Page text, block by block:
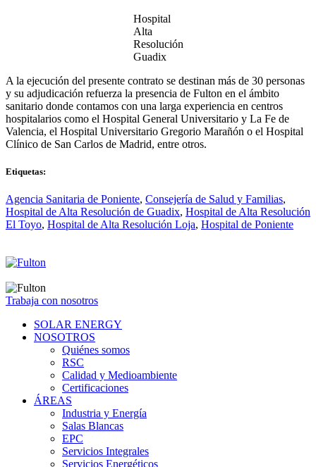
Hospital
Alta
Resolución
Guadix
A la ejecución del presente contrato se destinan más de 30 personas
y su adjudicación refuerza la presencia de Fulton en el ámbito
sanitario donde contamos con una larga experiencia en centros
hospitalarios como el Hospital General Universitario y La Fe de
Valencia, el Hospital Universitario Gregorio Marañón o el Hospital
Clínico de San Carlos de Madrid, entre otros.
Etiquetas:
Agencia Sanitaria de Poniente, Consejería de Salud y Familias,
Hospital de Alta Resolución de Guadix, Hospital de Alta Resolución
El Toyo, Hospital de Alta Resolución Loja, Hospital de Poniente
Trabaja con nosotros
SOLAR ENERGY
NOSOTROS
Quiénes somos
RSC
Calidad y Medioambiente
Certificaciones
ÁREAS
Industria y Energía
Salas Blancas
EPC
Servicios Integrales
Servicios Energéticos